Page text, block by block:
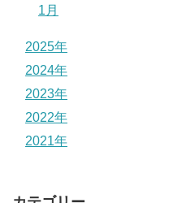
1月
2025年
2024年
2023年
2022年
2021年